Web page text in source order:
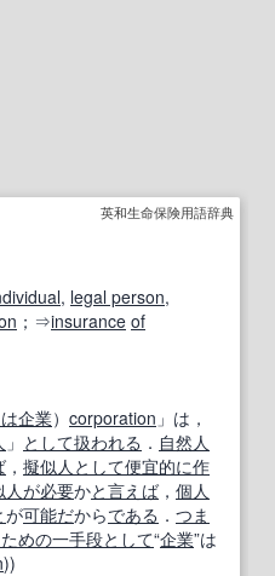
英和生命保険用語辞典
, legal person,
；⇒insurance of
企業） corporation 」は，
」 として扱われる ． 自然人
， 擬似 人として便宜的に作
人が必要かと言えば ， 個人
が可能だからである ． つま
ための一手段として“企業”は
))